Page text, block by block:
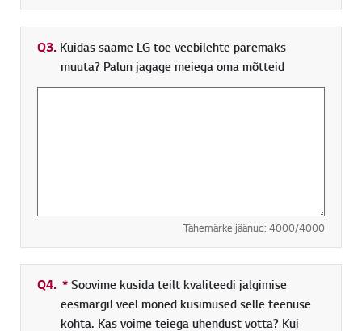
Q3. Kuidas saame LG toe veebilehte paremaks
muuta? Palun jagage meiega oma mõtteid
Tähemärke jäänud: 4000/4000
Q4. *Kohustuslik väli
Soovime kusida teilt kvaliteedi jalgimise
eesmargil veel moned kusimused selle teenuse
kohta. Kas voime teiega uhendust votta? Kui